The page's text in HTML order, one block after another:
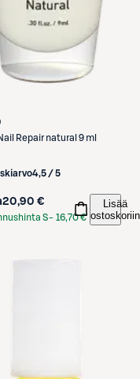
Repair natural 9 ml
4,5 / 5
20,90 €
S- 16,70 €
Lisää
ostoskoriin